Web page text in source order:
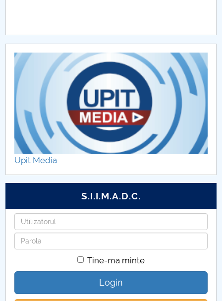
Upit Media
S.I.I.M.A.D.C.
Utilizatorul
Parola
Tine-ma minte
Login